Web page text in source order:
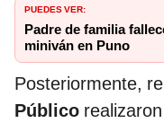
PUEDES VER:
Padre de familia
miniván en Puno
Posteriormente,
Público